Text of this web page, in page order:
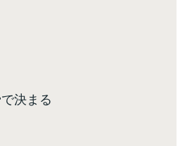
決まる